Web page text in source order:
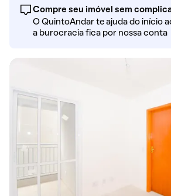
Compre seu imóvel sem
O QuintoAndar te ajuda do início
a burocracia fica por nossa conta